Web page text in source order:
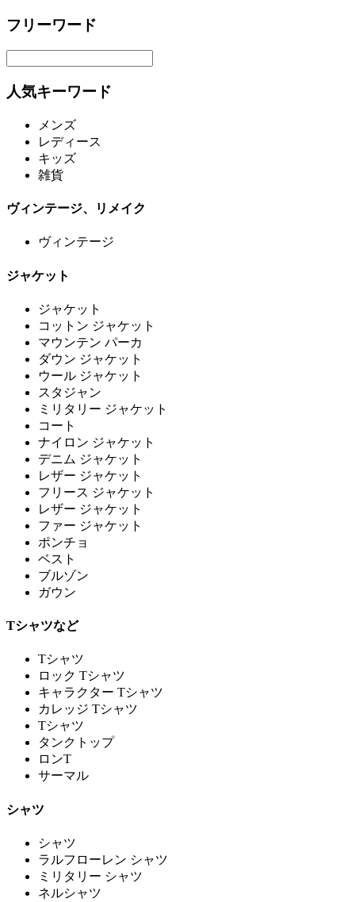
フリーワード
人気キーワード
メンズ
レディース
キッズ
雑貨
ヴィンテージ、リメイク
ヴィンテージ
ジャケット
ジャケット
コットン ジャケット
マウンテン パーカ
ダウン ジャケット
ウール ジャケット
スタジャン
ミリタリー ジャケット
コート
ナイロン ジャケット
デニム ジャケット
レザー ジャケット
フリース ジャケット
レザー ジャケット
ファー ジャケット
ポンチョ
ベスト
ブルゾン
ガウン
Tシャツなど
Tシャツ
ロック Tシャツ
キャラクター Tシャツ
カレッジ Tシャツ
Tシャツ
タンクトップ
ロンT
サーマル
シャツ
シャツ
ラルフローレン シャツ
ミリタリー シャツ
ネルシャツ